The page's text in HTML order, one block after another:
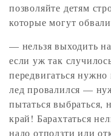
позволяйте детям
которые могут
— нельзя выходить
если уж так
передвигаться
лед провалился —
пытаться выбраться,
край! Барахтаться
надо отползти или